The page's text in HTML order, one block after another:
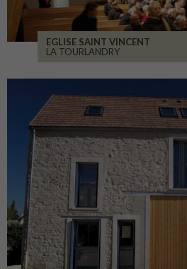
EGLISE SAINT VINCENT
LA TOURLANDRY